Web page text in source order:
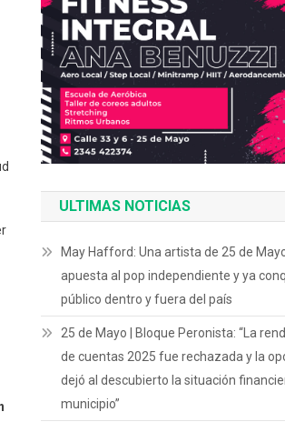
ULTIMAS NOTICIAS
May Hafford: Una artista de 25 de
apuesta al pop independiente y ya
público dentro y fuera del país
25 de Mayo | Bloque Peronista: “La
de cuentas 2025 fue rechazada y la
dejó al descubierto la situación
municipio”